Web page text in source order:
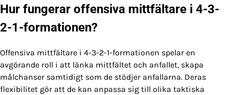
Hur fungerar offensiva mittfältare i 4-3-
2-1-formationen?
Offensiva mittfältare i 4-3-2-1-formationen spelar en
avgörande roll i att länka mittfältet och anfallet, skapa
målchanser samtidigt som de stödjer anfallarna. Deras
flexibilitet gör att de kan anpassa sig till olika taktiska